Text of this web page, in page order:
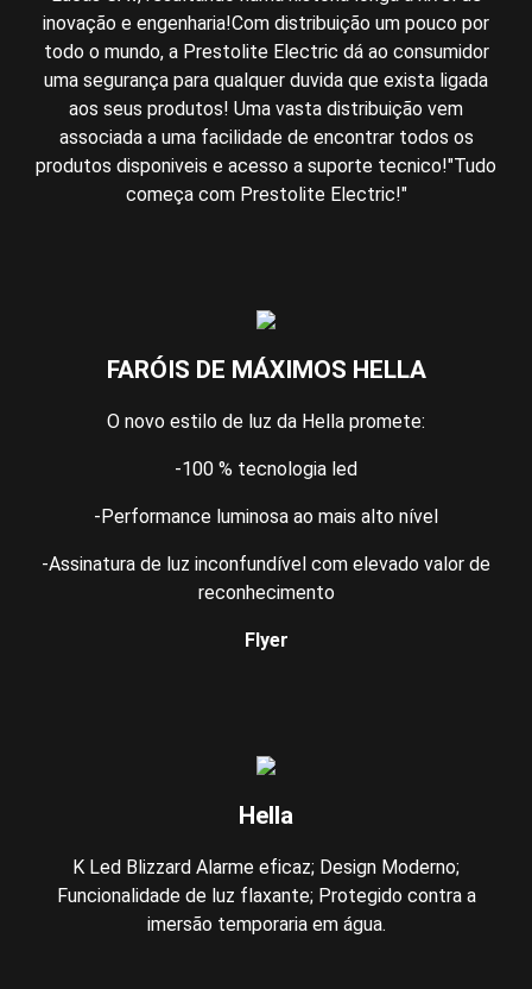
inovação e engenharia!Com distribuição um pouco por
todo o mundo, a Prestolite Electric dá ao consumidor
uma segurança para qualquer duvida que exista ligada
aos seus produtos! Uma vasta distribuição vem
associada a uma facilidade de encontrar todos os
produtos disponiveis e acesso a suporte tecnico!"Tudo
começa com Prestolite Electric!"
FARÓIS DE MÁXIMOS HELLA
O novo estilo de luz da Hella promete:
-100 % tecnologia led
-Performance luminosa ao mais alto nível
-Assinatura de luz inconfundível com elevado valor de
reconhecimento
Flyer
Hella
K Led Blizzard Alarme eficaz; Design Moderno;
Funcionalidade de luz flaxante; Protegido contra a
imersão temporaria em água.